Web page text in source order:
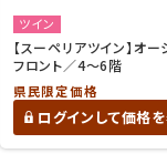
ツイン
【スーペリアツイン】オー
フロント／4～6階
県民限定価格
ログインして価格